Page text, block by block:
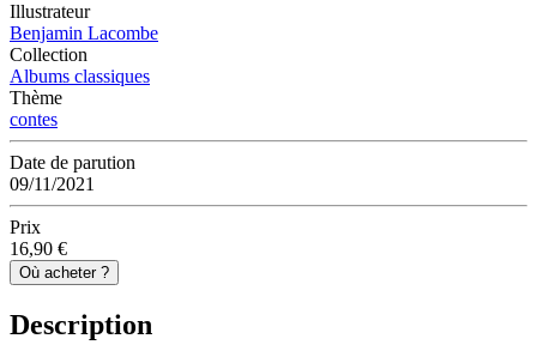
Illustrateur
Benjamin Lacombe
Collection
Albums classiques
Thème
contes
Date de parution
09/11/2021
Prix
16,90 €
Où acheter ?
Description